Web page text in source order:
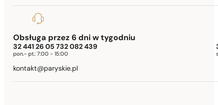
Obsługa przez 6 dni w tygodniu
32 441 26 05 732 082 439
pon.- pt.: 7:00 - 15:00
kontakt@paryskie.pl